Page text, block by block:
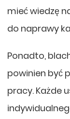
mieć wiedzę
do naprawy
Ponadto,
powinien być
pracy. Każde